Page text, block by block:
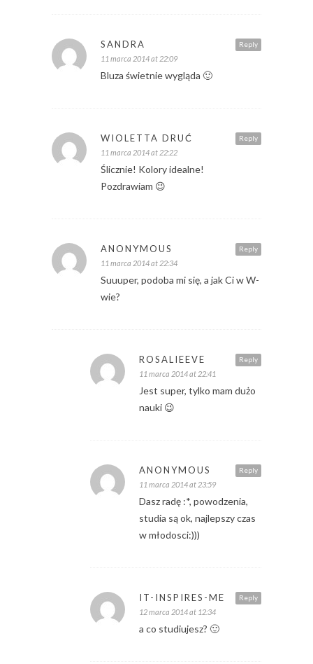
Reply
SANDRA
11 marca 2014 at 22:09
Bluza świetnie wygląda 🙂
Reply
WIOLETTA DRUĆ
11 marca 2014 at 22:22
Ślicznie! Kolory idealne!
Pozdrawiam 😉
Reply
ANONYMOUS
11 marca 2014 at 22:34
Suuuper, podoba mi się, a jak Ci w W-
wie?
Reply
ROSALIEEVE
11 marca 2014 at 22:41
Jest super, tylko mam dużo
nauki 😉
Reply
ANONYMOUS
11 marca 2014 at 23:59
Dasz radę :*, powodzenia,
studia są ok, najlepszy czas
w młodosci:)))
Reply
IT-INSPIRES-ME
12 marca 2014 at 12:34
a co studiujesz? 🙂